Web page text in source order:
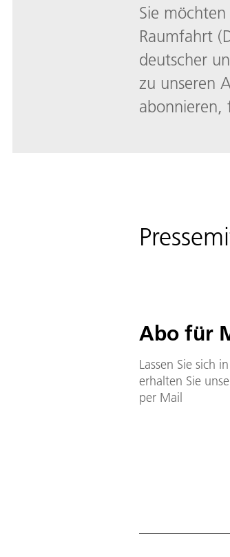
Sie
Raumfahrt
deutscher
zu unseren
abonnieren,
Abo für
Las­sen Sie sich
er­hal­ten Sie
per Mail